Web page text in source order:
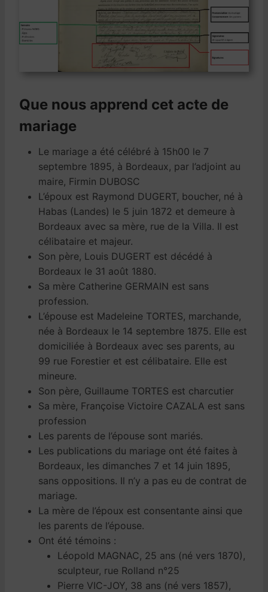
Que nous apprend cet acte de
mariage
Le mariage a été célébré à 15h00 le 7
septembre 1895, à Bordeaux, par l’adjoint au
maire, Firmin DUBOSC
L’époux est Raymond DUGERT, boucher, né à
Habas (Landes) le 5 juin 1872 et demeure à
Bordeaux avec sa mère, rue de la Villa. Il est
célibataire et majeur.
Son père, Louis DUGERT est décédé à
Bordeaux le 31 août 1880.
Sa mère Catherine GERMAIN est sans
profession.
L’épouse est Madeleine TORTES, marchande,
née à Bordeaux le 14 septembre 1875. Elle est
domiciliée à Bordeaux avec ses parents, au
99 rue Forestier et est célibataire. Elle est
mineure.
Son père, Guillaume TORTES est charcutier
Sa mère, Françoise Victoire CAZALA est sans
profession
Les parents de l’épouse sont mariés.
Les publications du mariage ont été faites à
Bordeaux, les dimanches 7 et 14 juin 1895,
sans oppositions. Il n’y a pas eu de contrat de
mariage.
La mère de l’époux est consentante ainsi que
les parents de l’épouse.
Ont été témoins :
Léopold MAGNAC, 25 ans (né vers 1870),
sculpteur, rue Rolland n°25
Pierre VIC-JOY, 38 ans (né vers 1857),